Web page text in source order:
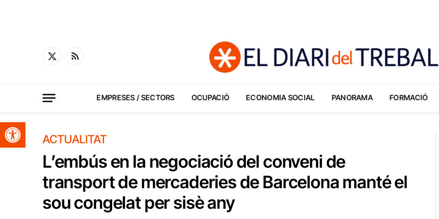
Obre la barra d'eines
X
RSS
EMPRESES / SECTORS OCUPACIÓ ECONOMIA SOCIAL PANORAMA FORMACIÓ
ACTUALITAT
L’embús en la negociació del conveni de
transport de mercaderies de Barcelona manté el
sou congelat per sisè any